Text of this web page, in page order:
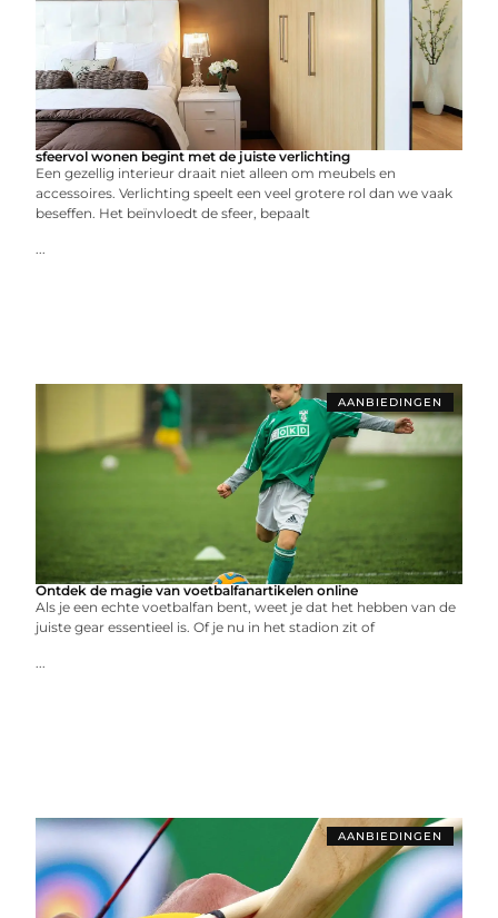
sfeervol wonen begint met de juiste verlichting
Een gezellig interieur draait niet alleen om meubels en
accessoires. Verlichting speelt een veel grotere rol dan we vaak
beseffen. Het beïnvloedt de sfeer, bepaalt
...
AANBIEDINGEN
Ontdek de magie van voetbalfanartikelen online
Als je een echte voetbalfan bent, weet je dat het hebben van de
juiste gear essentieel is. Of je nu in het stadion zit of
...
AANBIEDINGEN